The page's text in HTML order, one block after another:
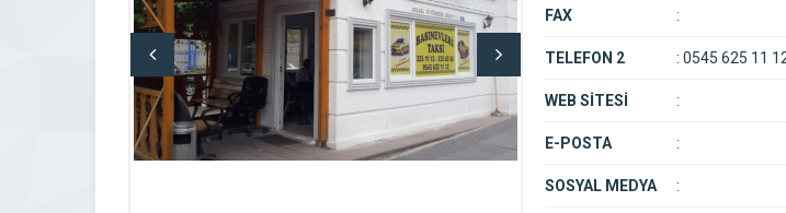
FAX :
TELEFON 2 : 0545 625 11
WEB SİTESİ :
E-POSTA :
SOSYAL MEDYA :